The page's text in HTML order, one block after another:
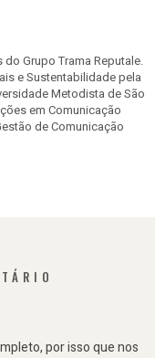
Grupo Trama Reputale.
e Sustentabilidade pela
Metodista de São
em Comunicação
de Comunicação
por isso que nos